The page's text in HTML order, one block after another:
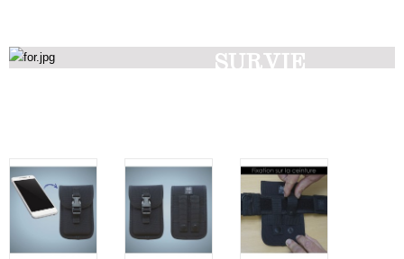
SURVIE